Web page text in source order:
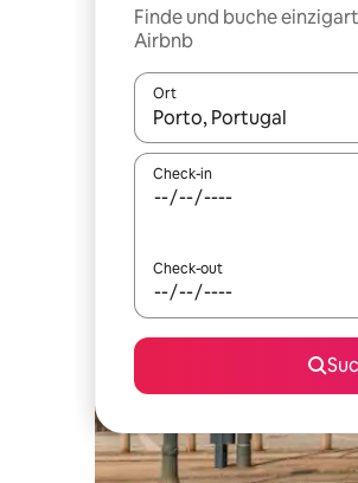
Finde und buche
Airbnb
Ort
Wenn Ergebnisse
Check-in
Check-out